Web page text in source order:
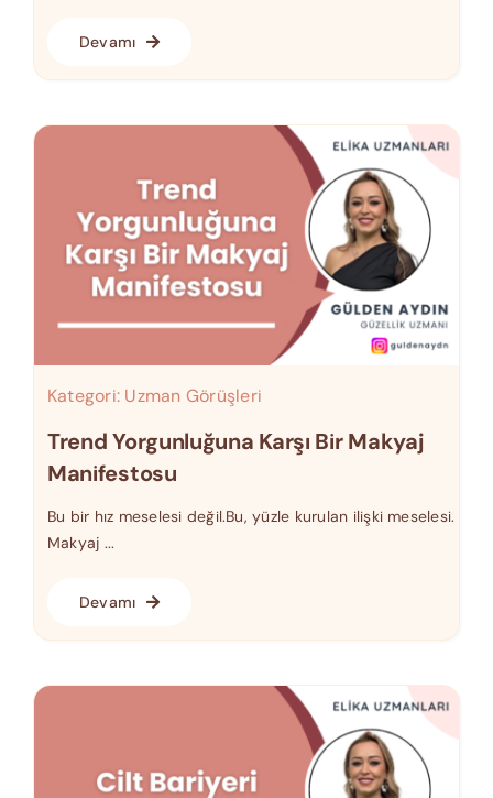
Devamı
Kategori: Uzman Görüşleri
Trend Yorgunluğuna Karşı Bir Makyaj
Manifestosu
Bu bir hız meselesi değil.Bu, yüzle kurulan ilişki meselesi.
Makyaj ...
Devamı